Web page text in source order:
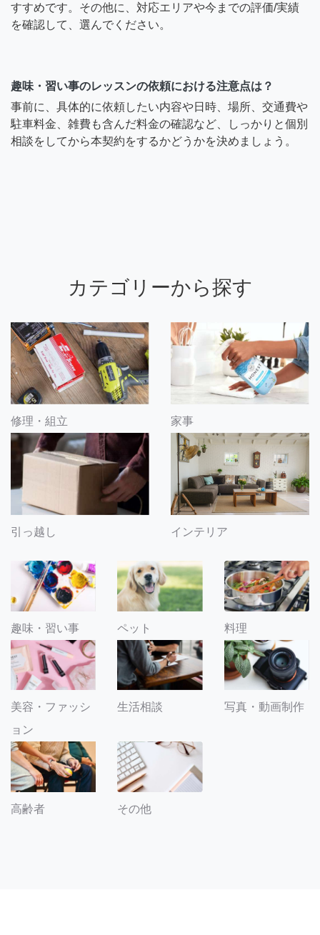
すすめです。その他に、対応エリアや今までの評価/実績
を確認して、選んでください。
趣味・習い事のレッスンの依頼における注意点は？
事前に、具体的に依頼したい内容や日時、場所、交通費や
駐車料金、雑費も含んだ料金の確認など、しっかりと個別
相談をしてから本契約をするかどうかを決めましょう。
カテゴリーから探す
修理・組立 家事
引っ越し インテリア
趣味・習い事 ペット 料理
美容・ファッシ
ョン
生活相談 写真・動画制作
高齢者 その他